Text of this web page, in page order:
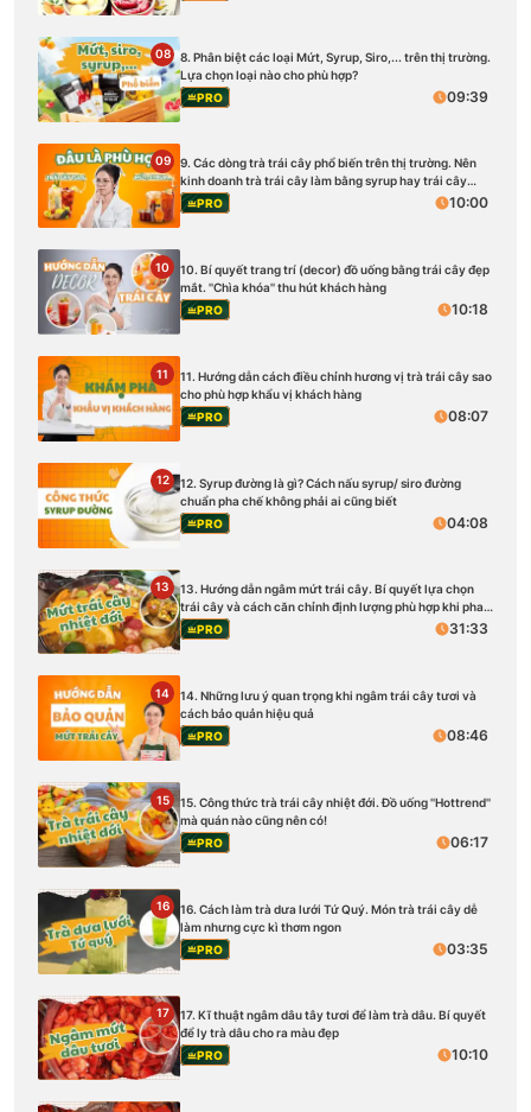
08
8. Phân biệt các loại Mứt, Syrup, Siro,... trên thị trường.
Lựa chọn loại nào cho phù hợp?
PRO
09:39
09
9. Các dòng trà trái cây phổ biến trên thị trường. Nên
kinh doanh trà trái cây làm bằng syrup hay trái cây
tươi?PRO 10:00
10
10. Bí quyết trang trí (decor) đồ uống bằng trái cây đẹp
mắt. ''Chìa khóa'' thu hút khách hàng
PRO
10:18
11
11. Hướng dẫn cách điều chỉnh hương vị trà trái cây sao
cho phù hợp khẩu vị khách hàng
PRO
08:07
12
12. Syrup đường là gì? Cách nấu syrup/ siro đường
chuẩn pha chế không phải ai cũng biết
PRO
04:08
13
13. Hướng dẫn ngâm mứt trái cây. Bí quyết lựa chọn
trái cây và cách căn chỉnh định lượng phù hợp khi pha
chếPRO 31:33
14
14. Những lưu ý quan trọng khi ngâm trái cây tươi và
cách bảo quản hiệu quả
PRO
08:46
15
15. Công thức trà trái cây nhiệt đới. Đồ uống ''Hottrend''
mà quán nào cũng nên có!
PRO
06:17
16
16. Cách làm trà dưa lưới Tứ Quý. Món trà trái cây dễ
làm nhưng cực kì thơm ngon
PRO
03:35
17
17. Kĩ thuật ngâm dâu tây tươi để làm trà dâu. Bí quyết
để ly trà dâu cho ra màu đẹp
PRO
10:10